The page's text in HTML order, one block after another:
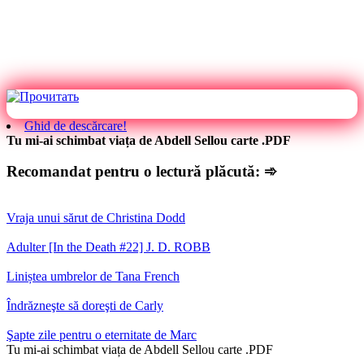
Ghid de descărcare!
Tu mi-ai schimbat viața de Abdell Sellou carte .PDF
Recomandat pentru o lectură plăcută: ➾
Vraja unui sărut de Christina Dodd
Adulter [In the Death #22] J. D. ROBB
Liniștea umbrelor de Tana French
Îndrăzneşte să doreşti de Carly
Şapte zile pentru o eternitate de Marc
Tu mi-ai schimbat viața de Abdell Sellou carte .PDF